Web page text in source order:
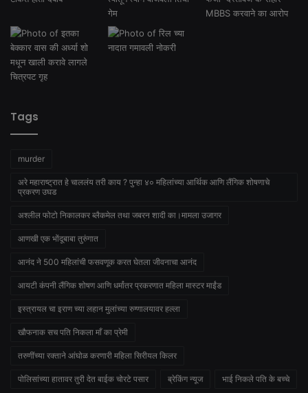
Tags
murder
अरे महाराष्ट्रात हे चाललंय तरी काय ? पुन्हा ४० महिलांच्या आर्थिक आणि लैंगिक शोषणाचे
प्रकरण उघड
अश्लील फोटो निकालकर ब्लैकमेल तथा जबरन शादी का।मामला उजागर
आणखी एक भोंदूबाबा तुरुंगात
आनंद ने 500 महिलांची फसवणूक करत घेतला जीवनाचा आनंद
आयटी कंपनी लैंगिक शोषण आणि धर्मांतर प्रकरणात महिला मास्टर माईंड
इस्त्रायल चा इराण च्या लहान मुलांच्या रुग्णालयावर हल्ला
खौफनाक सच पति निकला माँ का प्रेमी
तरुणींच्या रक्ताने आंघोळ करणारी महिला सिरीयल किलर
पोलिसांच्या हातावर तुरी देत बाईक चोरटे पसार ब्रेकिंग न्यूज भाई निकले पति के बच्चे